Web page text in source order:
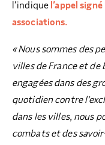
l’indique l’appel
associations.
« Nous sommes des
villes de France et de
engagées dans des
quotidien contre
dans les villes, nous
combats et des